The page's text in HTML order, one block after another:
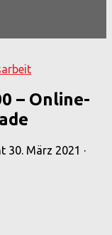
– Online-
30. März 2021 ·